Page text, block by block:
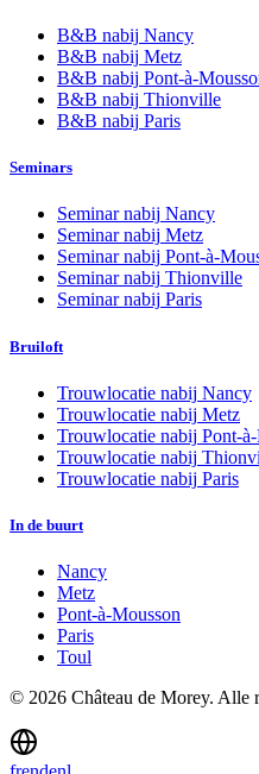
B&B nabij Nancy
B&B nabij Metz
B&B nabij Pont-à-
B&B nabij Thionville
B&B nabij Paris
Seminars
Seminar nabij Nancy
Seminar nabij Metz
Seminar nabij Pont-à-
Seminar nabij Thionville
Seminar nabij Paris
Bruiloft
Trouwlocatie nabij Nancy
Trouwlocatie nabij Metz
Trouwlocatie nabij Pont-
Trouwlocatie nabij
Trouwlocatie nabij Paris
In de buurt
Nancy
Metz
Pont-à-Mousson
Paris
Toul
© 2026 Château de Morey. Alle